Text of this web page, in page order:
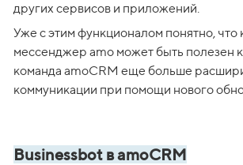
других сервисов и приложений.
Уже с этим функционалом понятно,
мессенджер amo может быть полезен
команда amoCRM еще больше
коммуникации при помощи нового
Businessbot в amoCRM